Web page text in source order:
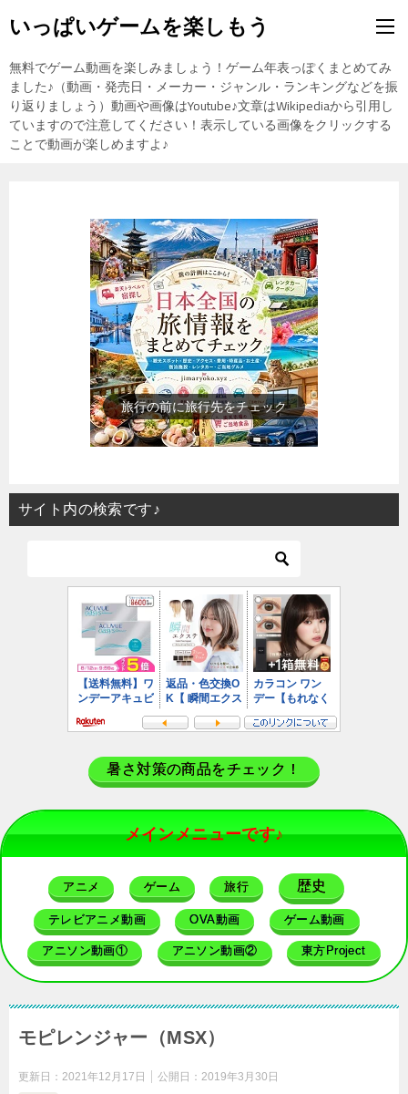
いっぱいゲームを楽しもう
無料でゲーム動画を楽しみましょう！ゲーム年表っぽくまとめてみ
ました♪（動画・発売日・メーカー・ジャンル・ランキングなどを振
り返りましょう）動画や画像はYoutube♪文章はWikipediaから引用し
ていますので注意してください！表示している画像をクリックする
ことで動画が楽しめますよ♪
歴史上の人物を動画で勉強
サイト内の検索です♪
暑さ対策の商品をチェック！
メインメニューです♪
アニメ ゲーム 旅行 歴史
テレビアニメ動画 OVA動画 ゲーム動画
アニソン動画① アニソン動画② 東方Project
モピレンジャー（MSX）
更新日： 2021年12月17日 公開日： 2019年3月30日